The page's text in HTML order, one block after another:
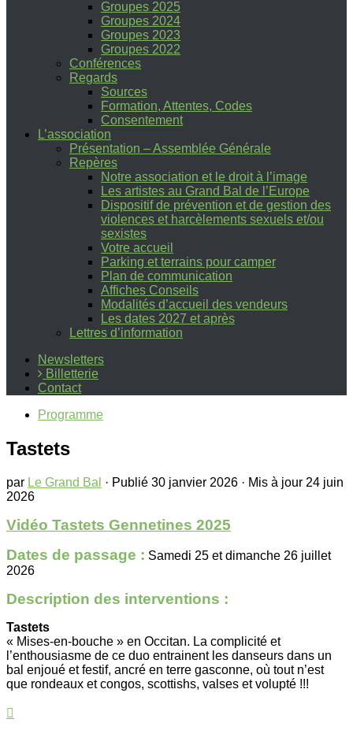
Groupes 2025
Groupes 2024
Groupes 2023
Groupes 2022
Conférences
Regards
Sources
Formation, Attentes, Codes
Consentement
L’association
Présentation – Assemblée Générale
Repères
Notre association et le droit à l’image
Les artistes au Grand Bal de l’Europe
Dispositif de prévention et de gestion des
violences et harcèlements sexuels et/ou
sexistes
Votre accueil
Parking et terrains pour camper
Plan de communication
Affiches Conseils
Modalités d’accueil des vendeurs
Les dates 2027 et après
Lettres d’information
Newsletters
Billetterie
Contact
Programme
Tastets
par Le Grand Bal · Publié 30 janvier 2026 · Mis à jour 24 juin
2026
Vidéo Tastets Gennetines 2025
Dates de passage : Samedi 25 et dimanche 26 juillet
2026
Description des interventions :
Tastets
« Mises-en-bouche » en Occitan. La complicité et
l’enthousiasme de ce duo entrainent les danseurs dans un
bal enjoué et festif, ancré en terre gasconne, où tout n’est
que rondeaux et congos, scottishs, valses et volupté !!!